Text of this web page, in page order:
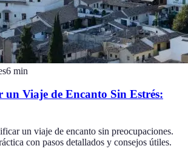
6 min
un Viaje de Encanto Sin Estrés:
un viaje de encanto sin preocupaciones.
con pasos detallados y consejos útiles.